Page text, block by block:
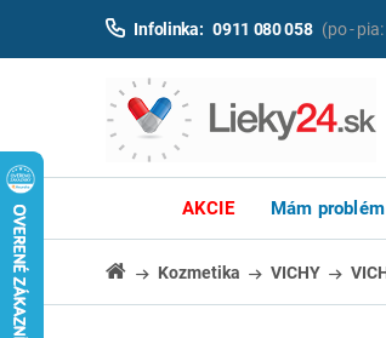
Infolinka: 0911 080 058 (po -
AKCIE Mám problém
Kozmetika VICHY